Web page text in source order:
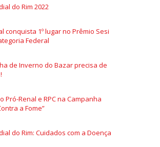
do Rim 2022
conquista 1º lugar no Prêmio Sesi
Federal
de Inverno do Bazar precisa de
Pró-Renal e RPC na Campanha
a Fome”
do Rim: Cuidados com a Doença